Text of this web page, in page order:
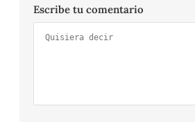
Escribe tu comentario